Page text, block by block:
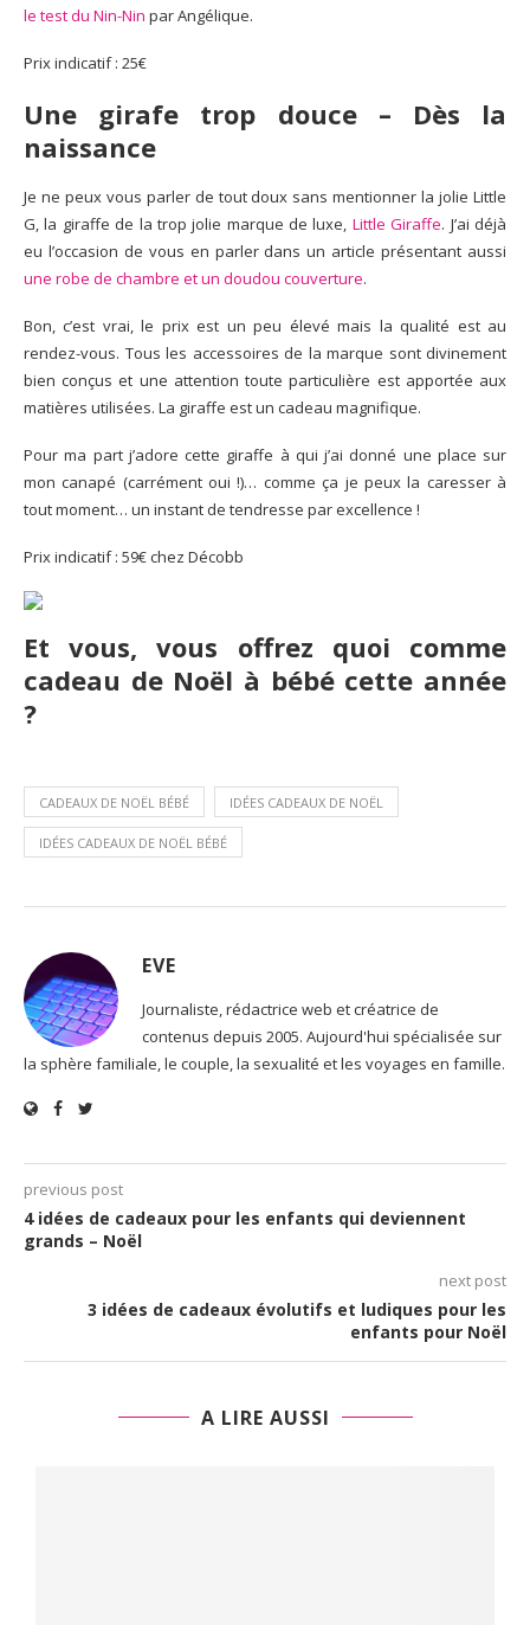
le test du Nin-Nin par Angélique.
Prix indicatif : 25€
Une girafe trop douce – Dès la
naissance
Je ne peux vous parler de tout doux sans mentionner la jolie Little
G, la giraffe de la trop jolie marque de luxe, Little Giraffe. J’ai déjà
eu l’occasion de vous en parler dans un article présentant aussi
une robe de chambre et un doudou couverture.
Bon, c’est vrai, le prix est un peu élevé mais la qualité est au
rendez-vous. Tous les accessoires de la marque sont divinement
bien conçus et une attention toute particulière est apportée aux
matières utilisées. La giraffe est un cadeau magnifique.
Pour ma part j’adore cette giraffe à qui j’ai donné une place sur
mon canapé (carrément oui !)… comme ça je peux la caresser à
tout moment… un instant de tendresse par excellence !
Prix indicatif : 59€ chez Décobb
Et vous, vous offrez quoi comme
cadeau de Noël à bébé cette année
?
CADEAUX DE NOËL BÉBÉ IDÉES CADEAUX DE NOËL
IDÉES CADEAUX DE NOËL BÉBÉ
EVE
Journaliste, rédactrice web et créatrice de
contenus depuis 2005. Aujourd'hui spécialisée sur
la sphère familiale, le couple, la sexualité et les voyages en famille.
previous post
4 idées de cadeaux pour les enfants qui deviennent
grands – Noël
next post
3 idées de cadeaux évolutifs et ludiques pour les
enfants pour Noël
A LIRE AUSSI